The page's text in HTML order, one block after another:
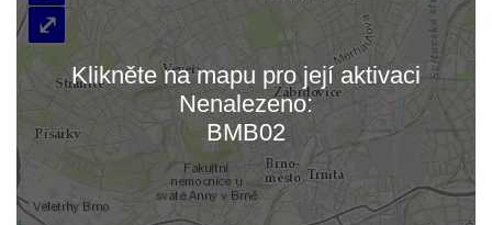
Načítám mapu…
⤢
Klikněte na mapu pro její aktivaci
Nenalezeno:
BMB02